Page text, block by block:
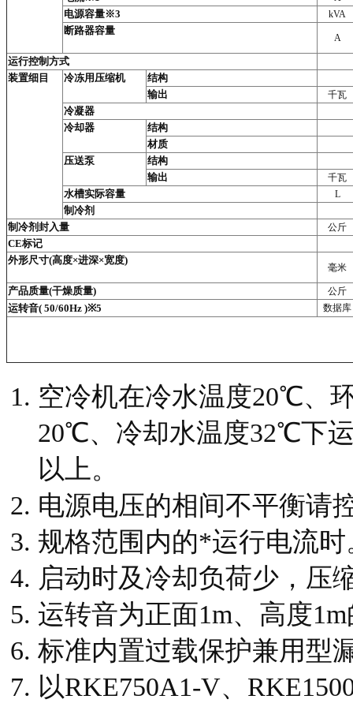
电源容量※3 kVA
断路器容量
A
运行控制方式
装置细目
冷冻用压缩机
结构
输出
千瓦
冷凝器
冷却器
结构
材质
压送泵
结构
输出
千瓦
水槽实际容量 L
制冷剂
制冷剂封入量
公斤
CE标记
外形尺寸(高度×进深×宽度)
毫米
产品质量(干燥质量) 公斤
运转音( 50/60Hz )※5 数据库
空冷机在冷水温度20℃、
20℃、冷却水温度32℃下
以上。
电源电压的相间不平衡请
规格范围内的*运行电流时
启动时及冷却负荷少，压
运转音为正面1m、高度
标准内置过载保护兼用型
以RKE750A1-V、